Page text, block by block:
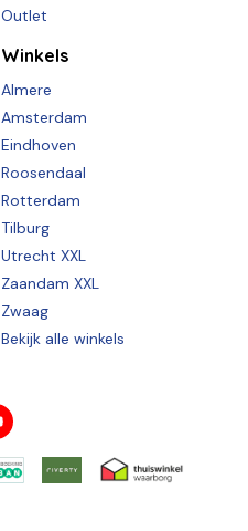
Outlet
Winkels
Almere
Amsterdam
Eindhoven
Roosendaal
Rotterdam
Tilburg
Utrecht XXL
Zaandam XXL
Zwaag
Bekijk alle winkels